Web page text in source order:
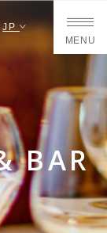
JP
MENU
BAR